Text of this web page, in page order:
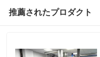
推薦されたプロダクト